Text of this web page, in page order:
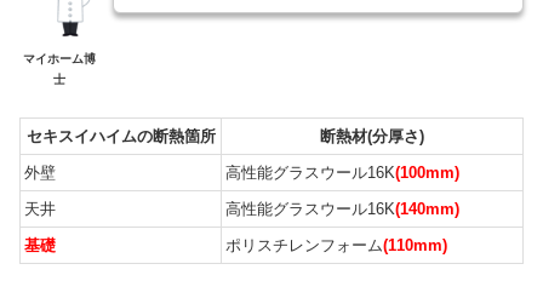
マイホーム博
士
セキスイハイムの断熱箇所
断熱材(分厚さ)
外壁
高性能グラスウール16K(100mm)
天井
高性能グラスウール16K(140mm)
基礎
ポリスチレンフォーム(110mm)